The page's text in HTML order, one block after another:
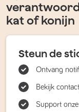
kat of konijn
Steun de
Ontvang
Bekijk
Support